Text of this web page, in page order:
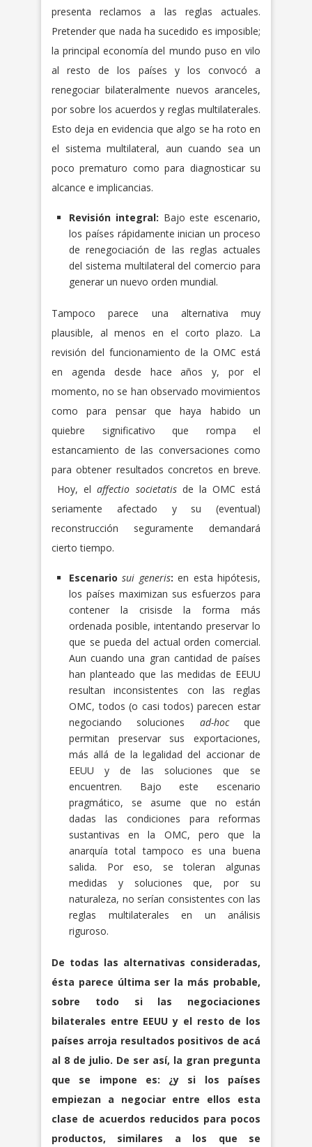
presenta reclamos a las reglas actuales.
Pretender que nada ha sucedido es imposible;
la principal economía del mundo puso en vilo
al resto de los países y los convocó a
renegociar bilateralmente nuevos aranceles,
por sobre los acuerdos y reglas multilaterales.
Esto deja en evidencia que algo se ha roto en
el sistema multilateral, aun cuando sea un
poco prematuro como para diagnosticar su
alcance e implicancias.
Revisión integral: Bajo este escenario,
los países rápidamente inician un proceso
de renegociación de las reglas actuales
del sistema multilateral del comercio para
generar un nuevo orden mundial.
Tampoco parece una alternativa muy
plausible, al menos en el corto plazo. La
revisión del funcionamiento de la OMC está
en agenda desde hace años y, por el
momento, no se han observado movimientos
como para pensar que haya habido un
quiebre significativo que rompa el
estancamiento de las conversaciones como
para obtener resultados concretos en breve.
Hoy, elaffectio societatisde la OMC está
seriamente afectado y su (eventual)
reconstrucción seguramente demandará
cierto tiempo.
Escenariosui generis:en esta hipótesis,
los países maximizan sus esfuerzos para
contener la crisisde la forma más
ordenada posible, intentando preservar lo
que se pueda del actual orden comercial.
Aun cuando una gran cantidad de países
han planteado que las medidas de EEUU
resultan inconsistentes con las reglas
OMC, todos (o casi todos) parecen estar
negociando soluciones ad-hocque
permitan preservar sus exportaciones,
más allá de la legalidad del accionar de
EEUU y de las soluciones que se
encuentren. Bajo este escenario
pragmático, se asume que no están
dadas las condiciones para reformas
sustantivas en la OMC, pero que la
anarquía total tampoco es una buena
salida. Por eso, se toleran algunas
medidas y soluciones que, por su
naturaleza, no serían consistentes con las
reglas multilaterales en un análisis
riguroso.
De todas las alternativas consideradas,
ésta parece última ser la más probable,
sobre todo si las negociaciones
bilaterales entre EEUU y el resto de los
países arroja resultados positivos de acá
al 8 de julio. De ser así, la gran pregunta
que se impone es: ¿y si los países
empiezan a negociar entre ellos esta
clase de acuerdos reducidos para pocos
productos, similares a los que se